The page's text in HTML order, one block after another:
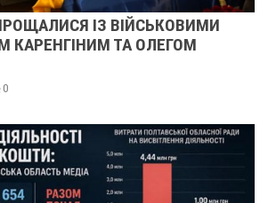
ІЗ ВІЙСЬКОВИМИ
ТА ОЛЕГОМ